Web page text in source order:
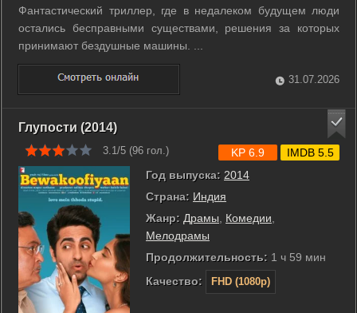
Фантастический триллер, где в недалеком будущем люди
остались бесправными существами, решения за которых
принимают бездушные машины. ...
31.07.2026
Глупости (2014)
3.1/5 (96 гол.)
Год выпуска: 2014
Страна: Индия
Жанр: Драмы Комедии
Мелодрамы
Продолжительность: 1 ч 59 мин
Качество:
FHD (1080p)
KP 6.9 IMDB 5.5